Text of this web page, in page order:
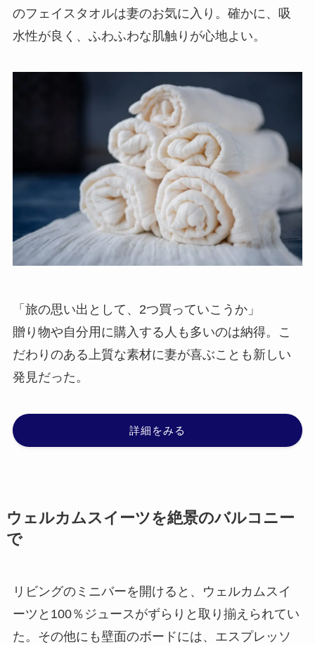
のフェイスタオルは妻のお気に入り。確かに、吸
水性が良く、ふわふわな肌触りが心地よい。
「旅の思い出として、2つ買っていこうか」
贈り物や自分用に購入する人も多いのは納得。こ
だわりのある上質な素材に妻が喜ぶことも新しい
発見だった。
詳細をみる
ウェルカムスイーツを絶景のバルコニー
で
リビングのミニバーを開けると、ウェルカムスイ
ーツと100％ジュースがずらりと取り揃えられてい
た。その他にも壁面のボードには、エスプレッソ